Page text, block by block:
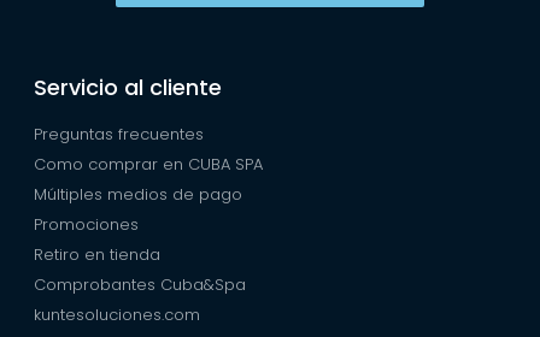
Servicio al cliente
Preguntas frecuentes
Como comprar en CUBA SPA
Múltiples medios de pago
Promociones
Retiro en tienda
Comprobantes Cuba&Spa
kuntesoluciones.com